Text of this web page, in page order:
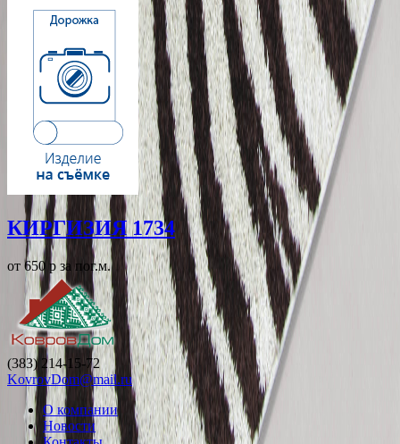
КИРГИЗИЯ 1734
от 650 p за пог.м.
(383) 214-15-72
KovrovDom@mail.ru
О компании
Новости